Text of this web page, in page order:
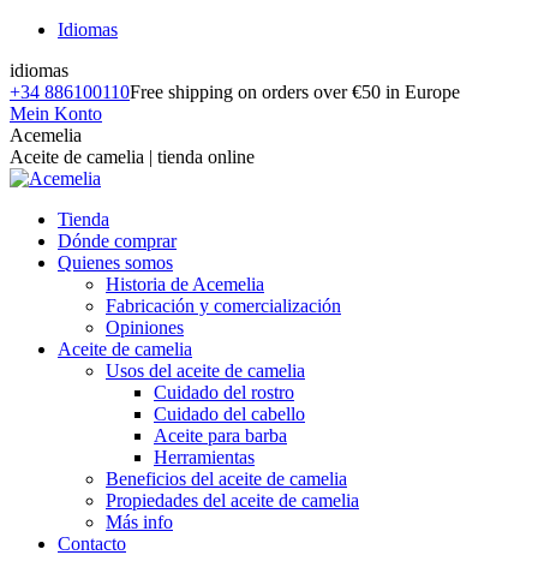
Saltar
contenido
Idiomas
idiomas
+34 886100110Free shipping on orders over €50 in Europe
Mein Konto
Facebook
page
opens
new
window
Instagram
page
opens
new
window
YouTube
page
opens
new
window
Acemelia
Aceite de camelia | tienda online
Tienda
Dónde comprar
Quienes somos
Historia de Acemelia
Fabricación y comercialización
Opiniones
Aceite de camelia
Usos del aceite de camelia
Cuidado del rostro
Cuidado del cabello
Aceite para barba
Herramientas
Beneficios del aceite de camelia
Propiedades del aceite de camelia
Más info
Contacto